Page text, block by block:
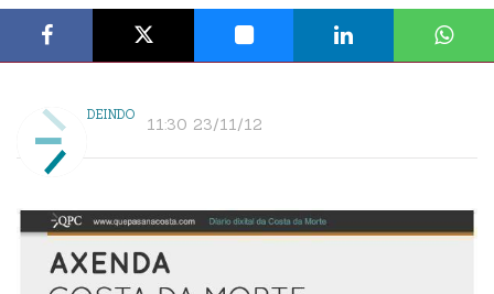
DEINDO 11:30 23/11/12